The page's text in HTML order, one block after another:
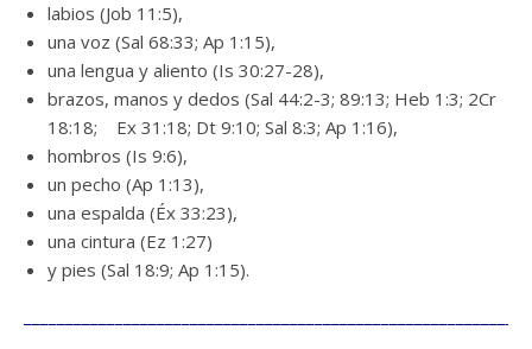
labios (Job 11:5),
una voz (Sal 68:33; Ap 1:15),
una lengua y aliento (Is 30:27-28),
brazos, manos y dedos (Sal 44:2-3; 89:13; Heb 1:3; 2Cr
18:18; Ex 31:18; Dt 9:10; Sal 8:3; Ap 1:16),
hombros (Is 9:6),
un pecho (Ap 1:13),
una espalda (Éx 33:23),
una cintura (Ez 1:27)
y pies (Sal 18:9; Ap 1:15).